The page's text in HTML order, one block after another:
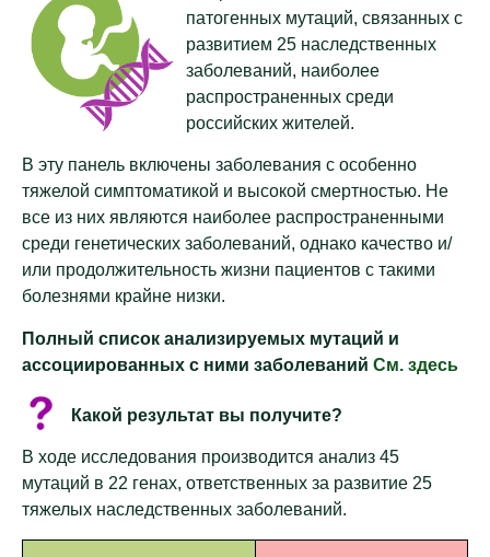
патогенных мутаций, связанных с
развитием 25 наследственных
заболеваний, наиболее
распространенных среди
российских жителей.
В эту панель включены заболевания с особенно
тяжелой симптоматикой и высокой смертностью. Не
все из них являются наиболее распространенными
среди генетических заболеваний, однако качество и/
или продолжительность жизни пациентов с такими
болезнями крайне низки.
Полный список анализируемых мутаций и
ассоциированных с ними заболеваний См. здесь
Какой результат вы получите?
В ходе исследования производится анализ 45
мутаций в 22 генах, ответственных за развитие 25
тяжелых наследственных заболеваний.